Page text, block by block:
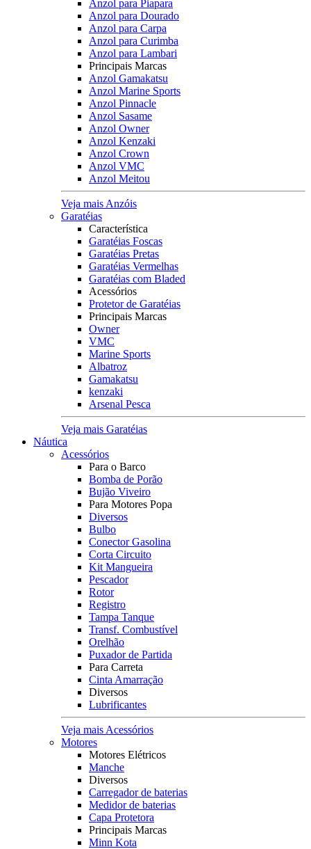
Anzol para Piapara
Anzol para Dourado
Anzol para Carpa
Anzol para Curimba
Anzol para Lambari
Principais Marcas
Anzol Gamakatsu
Anzol Marine Sports
Anzol Pinnacle
Anzol Sasame
Anzol Owner
Anzol Kenzaki
Anzol Crown
Anzol VMC
Anzol Meitou
Veja mais Anzóis
Garatéias
Característica
Garatéias Foscas
Garatéias Pretas
Garatéias Vermelhas
Garatéias com Bladed
Acessórios
Protetor de Garatéias
Principais Marcas
Owner
VMC
Marine Sports
Albatroz
Gamakatsu
kenzaki
Arsenal Pesca
Veja mais Garatéias
Náutica
Acessórios
Para o Barco
Bomba de Porão
Bujão Viveiro
Para Motores Popa
Diversos
Bulbo
Conector Gasolina
Corta Circuito
Kit Mangueira
Pescador
Rotor
Registro
Tampa Tanque
Transf. Combustível
Orelhão
Puxador de Partida
Para Carreta
Cinta Amarração
Diversos
Lubrificantes
Veja mais Acessórios
Motores
Motores Elétricos
Manche
Diversos
Carregador de baterias
Medidor de baterias
Capa Protetora
Principais Marcas
Minn Kota